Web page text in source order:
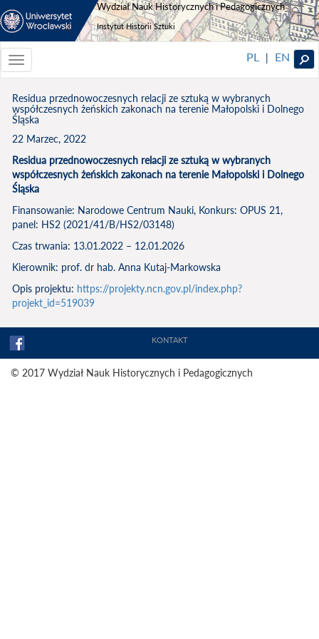
Wydział Nauk Historycznych i Pedagogicznych
Instytut Historii Sztuki
Toggle
navigationToggle
PL | EN
Residua przednowoczesnych relacji ze sztuką w wybranych
współczesnych żeńskich zakonach na terenie Małopolski i Dolnego
Śląska
22 Marzec, 2022
Residua przednowoczesnych relacji ze sztuką w wybranych
współczesnych żeńskich zakonach na terenie Małopolski i Dolnego
Śląska
Finansowanie: Narodowe Centrum Nauki, Konkurs: OPUS 21,
panel: HS2 (2021/41/B/HS2/03148)
Czas trwania: 13.01.2022 – 12.01.2026
Kierownik: prof. dr hab. Anna Kutaj-Markowska
Opis projektu: https://projekty.ncn.gov.pl/index.php?
projekt_id=519039
KONTAKT
© 2017 Wydział Nauk Historycznych i Pedagogicznych